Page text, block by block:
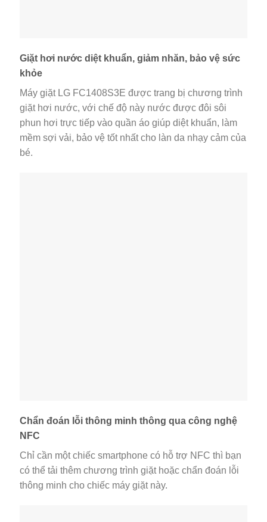
Giặt hơi nước diệt khuẩn, giảm nhăn, bảo vệ sức
khỏe
Máy giặt LG FC1408S3E được trang bị chương trình
giặt hơi nước, với chế độ này nước được đôi sôi
phun hơi trực tiếp vào quần áo giúp diệt khuẩn, làm
mềm sợi vải, bảo vệ tốt nhất cho làn da nhạy cảm của
bé.
Chẩn đoán lỗi thông minh thông qua công nghệ
NFC
Chỉ cần một chiếc smartphone có hỗ trợ NFC thì bạn
có thể tải thêm chương trình giặt hoặc chẩn đoán lỗi
thông minh cho chiếc máy giặt này.